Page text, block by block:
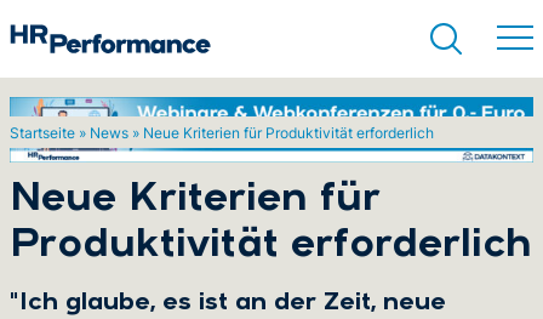
Startseite » News » Neue Kriterien für Produktivität erforderlich
Neue Kriterien für
Produktivität erforderlich
"Ich glaube, es ist an der Zeit, neue